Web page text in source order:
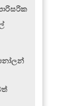
නෝලන්